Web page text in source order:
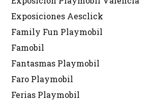
Exposiciones Aesclick
Family Fun Playmobil
Famobil
Fantasmas Playmobil
Faro Playmobil
Ferias Playmobil